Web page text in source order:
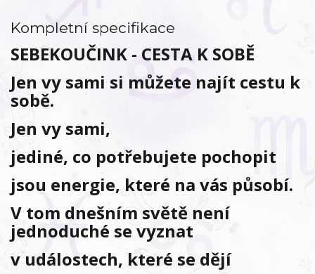
Kompletní specifikace
SEBEKOUČINK - CESTA K SOBĚ
Jen vy sami si můžete najít cestu k
sobě.
Jen vy sami,
jediné, co potřebujete pochopit
jsou energie, které na vás působí.
V tom dnešním světě není
jednoduché se vyznat
v událostech, které se dějí